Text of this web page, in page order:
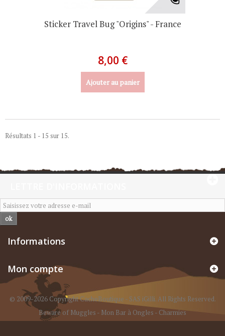
Sticker Travel Bug "Origins" - France
8,00 €
Ajouter au panier
Résultats 1 - 15 sur 15.
ok
Informations
Mon compte
© 2009-2026 Copyright CacheBoutique - SAS iGilli. All Rights Reserved.
Beware of Muggles - Mon Bar à Ongles - Charmies